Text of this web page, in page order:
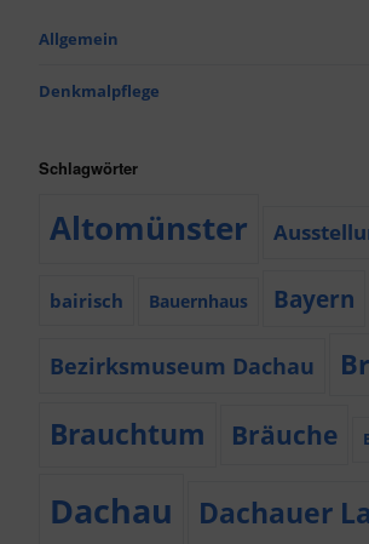
Allgemein
Denkmalpflege
Schlagwörter
Altomünster
bairisch Bauernhaus Bayern
Bezirksmuseum Dachau
Brauchtum Bräuche
Dachau Dachauer